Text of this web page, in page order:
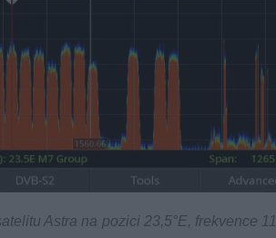
Astra na pozici 23,5°E, frekvence